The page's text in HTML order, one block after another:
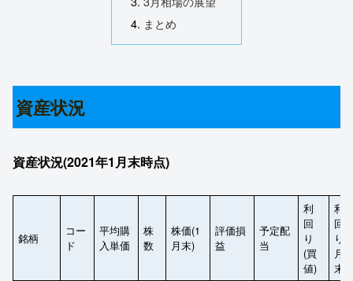
まとめ
資産状況
資産状況(2021年1月末時点)
銘柄
コー
ド
平均購
入単価
株
数
株価(1
月末)
評価損
益
予定配
当
利
回
り
(買
値)
利
回
り(1
月
末)